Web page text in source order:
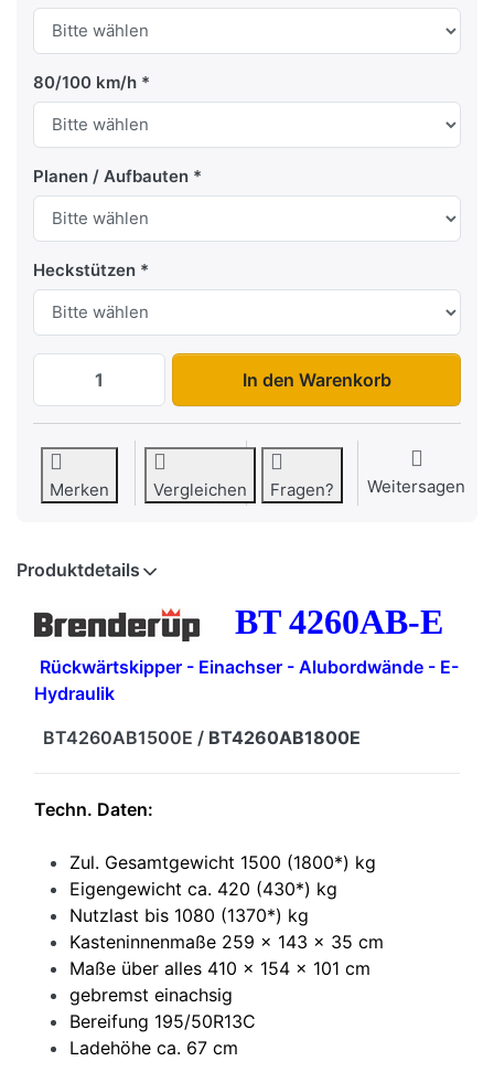
80/100 km/h
Planen / Aufbauten
Heckstützen
BT 4260AB-E zu 3.799,00 €, Menge 1.
In den Warenkorb
Merken Vergleichen Fragen? Weitersagen
Produktdetails
BT 4260AB-E
Rückwärtskipper - Einachser - Alubordwände - E-
Hydraulik
BT4260AB1500E / BT4260AB1800E
Techn. Daten:
Zul. Gesamtgewicht 1500 (1800*) kg
Eigengewicht ca. 420 (430*) kg
Nutzlast bis 1080 (1370*) kg
Kasteninnenmaße 259 x 143 x 35 cm
Maße über alles 410 x 154 x 101 cm
gebremst einachsig
Bereifung 195/50R13C
Ladehöhe ca. 67 cm